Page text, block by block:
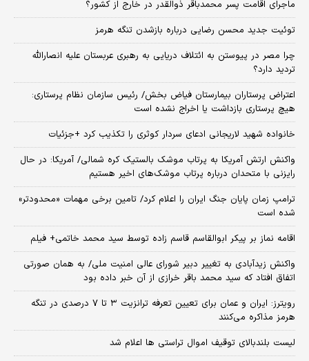
ماجرای اقامت پسر محمدباقر ذوالقدر در خارج از کشور؟
توئیت جدید محسن رضایی درباره بازشدن تنگه هرمز
چرا مصر در پیوستن به ائتلاف دریایی به رهبری عربستان علیه انصارالله
تردید دارد؟
اعتراض پرستاران بیمارستان فیاض بخش/ رئیس سازمان نظام پرستاری:
هیچ پرستاری بازداشت یا اخراج نشده است
خانواده شهید لاریجانی ادعای سردار کوثری را تکذیب کرد +جزئیات
واکنش ارتش آمریکا به پرتاب موشک بالستیک کره شمالی/ آمریکا: در حال
رایزنی با متحدان درباره پرتاب موشک‌های اخیر هستیم
ترامپ زمان پایان جنگ ایران را اعلام کرد/ تامین برخی مهمات «محدودتر»
شده است
اقامه نماز بر پیکر ابوالقاسم قاسم زاده توسط سید محمد خاتمی+ فیلم
واکنش زیدآبادی به تغییر دبیر شورای عالی امنیت ملی/ به همان صورتی
اتفاق افتاد که سید محمد باقر خرازی از آن خبر داده بود
رویترز: ایران و عمان برای تعیین تعرفه ترانزیت ۳ تا ۷ درصدی در تنگه
هرمز مذاکره می‌کنند
لیست بلندبالای توقیف اموال تراستی ها اعلام شد